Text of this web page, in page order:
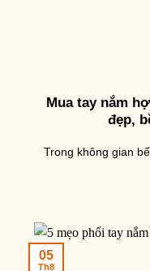
Mua tay nắm
đẹp,
Trong không gian
05
Th8